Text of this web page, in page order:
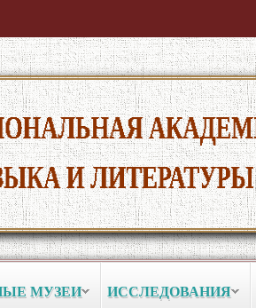
МУЗЕИ ИССЛЕДОВАНИЯ